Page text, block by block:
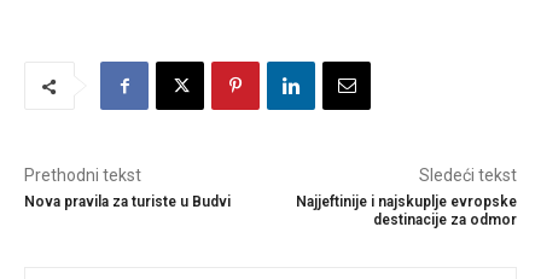
Prethodni tekst
Nova pravila za turiste u Budvi
Sledeći tekst
Najjeftinije i najskuplje evropske
destinacije za odmor